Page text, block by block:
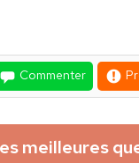
Commenter
meilleures